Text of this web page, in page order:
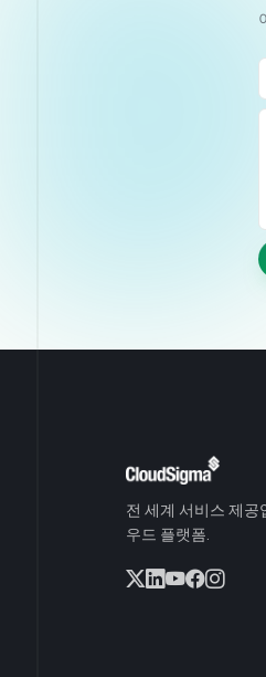
전 세계 서비스 제
우드 플랫폼.